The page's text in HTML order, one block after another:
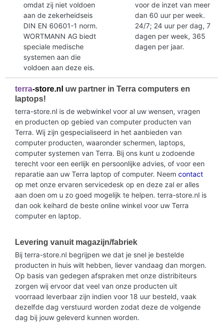
omdat zij niet voldoen
aan de zekerheidseis
DIN EN 60601-1 norm.
WORTMANN AG biedt
speciale medische
systemen aan die
voldoen aan deze eis.
voor de inzet van meer
dan 60 uur per week.
24/7; 24 uur per dag, 7
dagen per week, 365
dagen per jaar.
terra-store.nl uw partner in Terra computers en
laptops!
terra-store.nl is de webwinkel voor al uw wensen, vragen
en producten op gebied van computer producten van
Terra. Wij zijn gespecialiseerd in het aanbieden van
computer producten, waaronder schermen, laptops,
computer systemen van Terra. Bij ons kunt u zodoende
terecht voor een eerlijk en persoonlijke advies, of voor een
reparatie aan uw Terra laptop of computer. Neem contact
op met onze ervaren servicedesk op en deze zal er alles
aan doen om u zo goed mogelijk te helpen. terra-store.nl is
dan ook keihard de beste online winkel voor uw Terra
computer en laptop.
Levering vanuit magazijn/fabriek
Bij terra-store.nl begrijpen we dat je snel je bestelde
producten in huis wilt hebben, liever vandaag dan morgen.
Op basis van gedegen afspraken met onze distribiteurs
zorgen wij ervoor dat veel van onze producten uit
voorraad leverbaar zijn indien voor 18 uur besteld, vaak
dezelfde dag verstuurd worden zodat deze de volgende
dag bij jouw geleverd kunnen worden.